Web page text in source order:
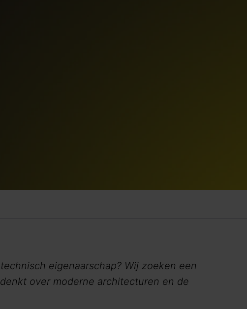
eigenaarschap? Wij zoeken een
over moderne architecturen en de